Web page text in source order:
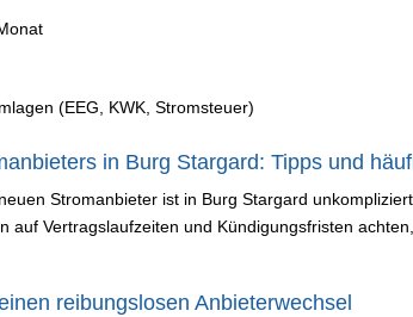
(EEG, KWK, Stromsteuer)
in Burg Stargard: Tipps und
Stromanbieter ist in Burg Stargard
auf Vertragslaufzeiten und Kündigungsfristen
reibungslosen Anbieterwechsel